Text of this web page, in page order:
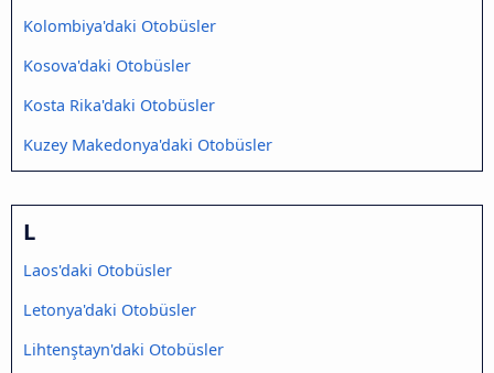
Kolombiya'daki Otobüsler
Kosova'daki Otobüsler
Kosta Rika'daki Otobüsler
Kuzey Makedonya'daki Otobüsler
L
Laos'daki Otobüsler
Letonya'daki Otobüsler
Lihtenştayn'daki Otobüsler